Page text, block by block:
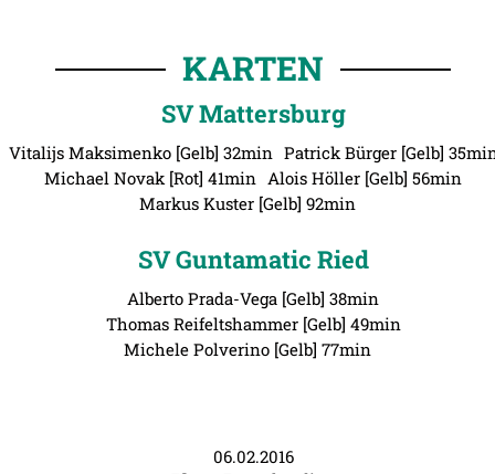
KARTEN
SV Mattersburg
Vitalijs Maksimenko [Gelb] 32min Patrick Bürger [Gelb]
Michael Novak [Rot] 41min Alois Höller [Gelb] 56min
Markus Kuster [Gelb] 92min
SV Guntamatic Ried
Alberto Prada-Vega [Gelb] 38min
Thomas Reifeltshammer [Gelb] 49min
Michele Polverino [Gelb] 77min
06.02.2016